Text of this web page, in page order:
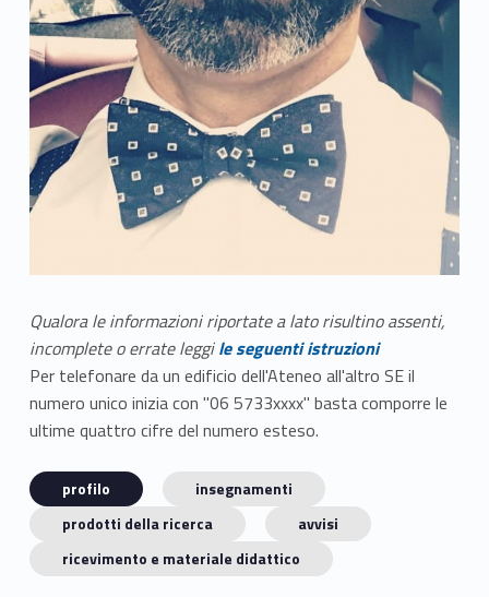
Qualora le informazioni riportate a lato risultino assenti,
incomplete o errate leggile seguenti istruzioni
Per telefonare da un edificio dell'Ateneo all'altro SE il
numero unico inizia con "06 5733xxxx" basta comporre le
ultime quattro cifre del numero esteso.
profilo
insegnamenti
prodotti della ricerca
avvisi
ricevimento e materiale didattico